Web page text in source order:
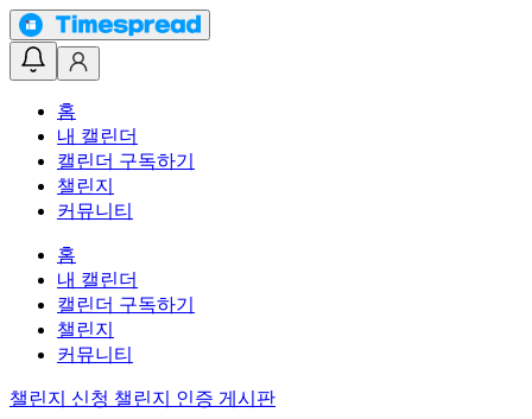
홈
내 캘린더
캘린더 구독하기
챌린지
커뮤니티
홈
내 캘린더
캘린더 구독하기
챌린지
커뮤니티
챌린지 신청 챌린지 인증 게시판